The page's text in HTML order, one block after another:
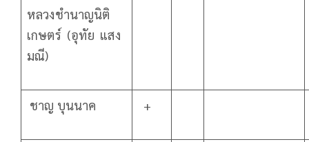
หลวงชำนาญนิติ
เกษตร์ (อุทัย แสง
มณี)
ชาญ บุนนาค +